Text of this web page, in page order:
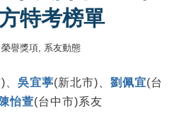
特考榜單
榮譽獎項, 系友動態
、吳宜葶(新北市)、劉佩宜(台
陳怡萱(台中市)系友